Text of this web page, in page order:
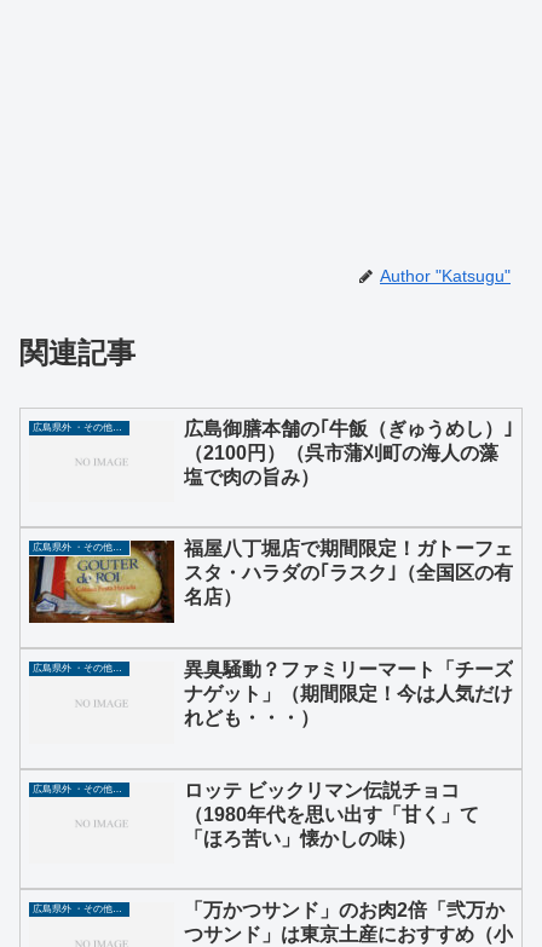
Author "Katsugu"
関連記事
広島御膳本舗の｢牛飯（ぎゅうめし）｣
（2100円）（呉市蒲刈町の海人の藻
塩で肉の旨み）
広島県外 ・その他グルメ
福屋八丁堀店で期間限定！ガトーフェ
スタ・ハラダの｢ラスク｣（全国区の有
名店）
広島県外 ・その他グルメ
異臭騒動？ファミリーマート「チーズ
ナゲット」（期間限定！今は人気だけ
れども・・・）
ロッテ ビックリマン伝説チョコ
（1980年代を思い出す「甘く」て
「ほろ苦い」懐かしの味）
広島県外 ・その他グルメ
「万かつサンド」のお肉2倍「弐万か
つサンド」は東京土産におすすめ（小